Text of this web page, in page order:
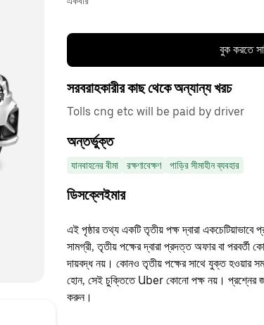
বুক করতে
সরবরাহকারীর কাছ থেকে অন্যান্য খরচ
Tolls cng etc will be paid by driver
অন্তর্ভুক্ত
যানবাহনের বীমা রক্ষণাবেক্ষণ গাড়ির সীমাহীন ব্যবহার
ডিসক্লেইমার
এই পৃষ্ঠার তথ্য একটি তৃতীয় পক্ষ দ্বারা
সামগ্রী, তৃতীয় পক্ষের দ্বারা প্রদত্ত অফার বা
দায়বদ্ধ নয়। কোনও তৃতীয় পক্ষের সাথে যুক্ত হওয়ার
হোন, সেই চুক্তিতে Uber কোনো পক্ষ নয়। প্রশ্নের
করুন।